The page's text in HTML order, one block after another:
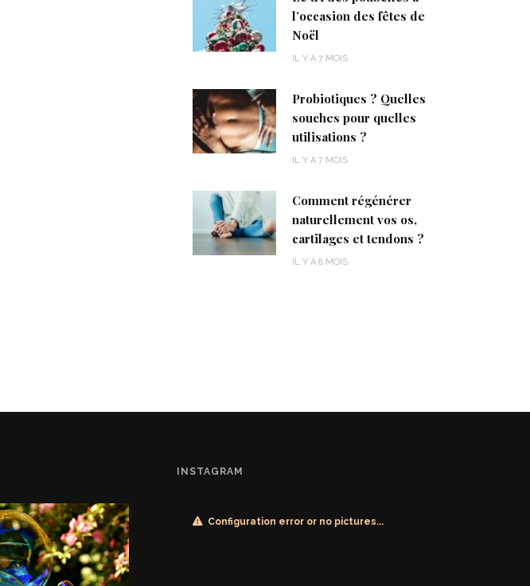
l’occasion des fêtes de
Noël
IL Y A 7 MOIS
Probiotiques ? Quelles
souches pour quelles
utilisations ?
IL Y A 7 MOIS
Comment régénérer
naturellement vos os,
cartilages et tendons ?
IL Y A 8 MOIS
INSTAGRAM
Configuration error or no pictures...